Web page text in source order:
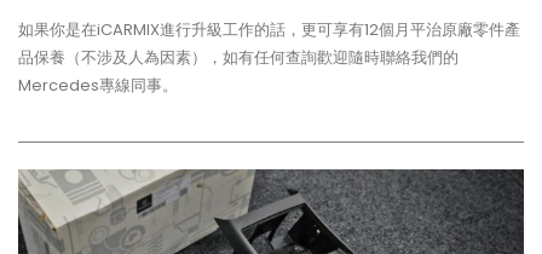
如果你是在iCARMIX進行升級工作的話，更可享有12個月平治原廠零件產
品保養（不涉及人為因素），如有任何查詢歡迎隨時聯絡我們的
Mercedes專線同事。
【打造一部更簡潔有力的Honda
Type-R FL5?!】
【電車買鈴有什麼要注意!! 承重
能力好重要!!】
【不能錯過的最新升級改
【全球限量一部!! McLaren
650S Project Kilo升級攻